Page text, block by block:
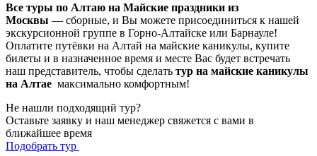
Все туры по Алтаю на Майские праздники из
Москвы — сборные, и Вы можете присоединиться к нашей
экскурсионной группе в Горно-Алтайске или Барнауле!
Оплатите путёвки на Алтай на майские каникулы, купите
билеты и в назначенное время и месте Вас будет встречать
наш представитель, чтобы сделать тур на майские каникулы
на Алтае максимально комфортным!
Не нашли подходящий тур?
Оставьте заявку и наш менеджер свяжется с вами в
ближайшее время
Подобрать тур